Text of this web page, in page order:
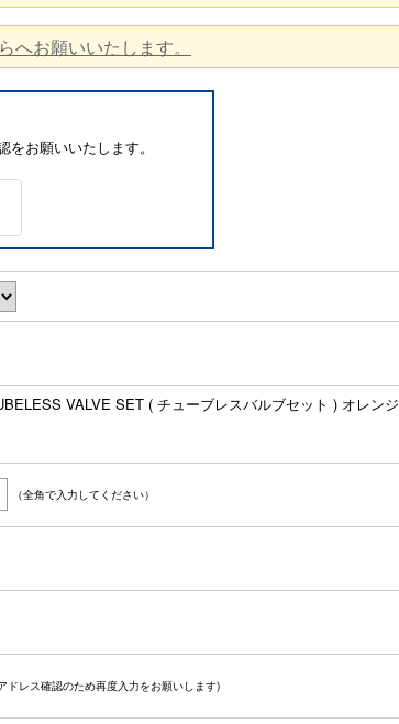
お願いいたします。
お願いいたします。
VALVE SET ( チューブレスバルブセット ) オレンジ
（全角で入力してください）
ドレス確認のため再度入力をお願いします)